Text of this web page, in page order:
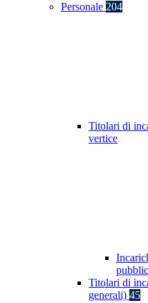
Personale 204
Titolari di
vertice
Titolari di
generali) 45